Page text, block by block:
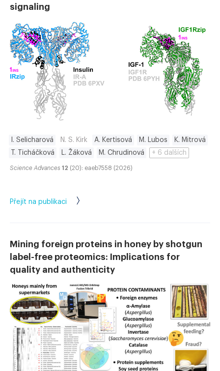
signaling
I. Selicharová N. S. Kirk A. Kertisová M. Lubos
K. Mitrová
T. Ticháčková
L. Žáková M. Chrudinová + 6 dalších
Science Advances 12 (20): eaeb7558 (2026)
Přejít na publikaci
Mining foreign proteins in honey by shotgun
label-free proteomics: Implications for
quality and authenticity